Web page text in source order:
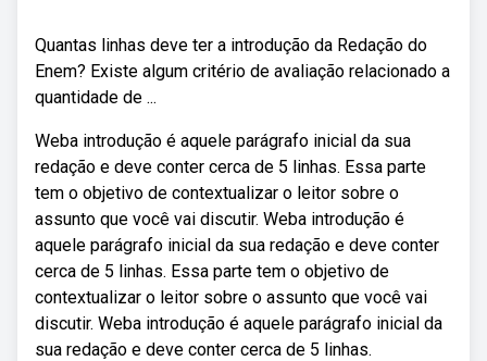
Quantas linhas deve ter a introdução da Redação do
Enem? Existe algum critério de avaliação relacionado a
quantidade de ...
Weba introdução é aquele parágrafo inicial da sua
redação e deve conter cerca de 5 linhas. Essa parte
tem o objetivo de contextualizar o leitor sobre o
assunto que você vai discutir. Weba introdução é
aquele parágrafo inicial da sua redação e deve conter
cerca de 5 linhas. Essa parte tem o objetivo de
contextualizar o leitor sobre o assunto que você vai
discutir. Weba introdução é aquele parágrafo inicial da
sua redação e deve conter cerca de 5 linhas.